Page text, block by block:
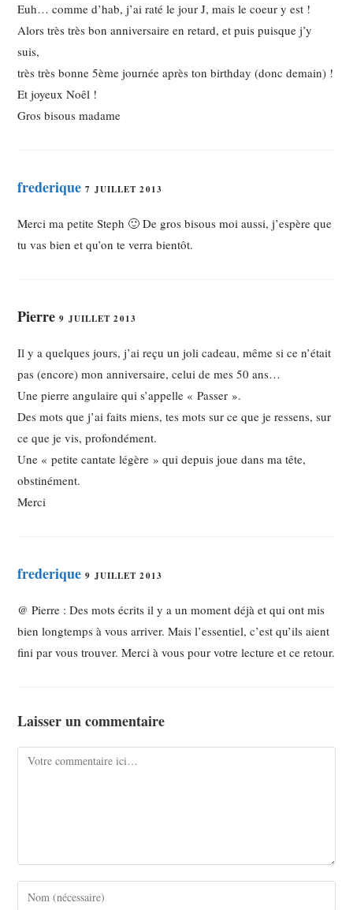
Euh… comme d’hab, j’ai raté le jour J, mais le coeur y est !
Alors très très bon anniversaire en retard, et puis puisque j’y
suis,
très très bonne 5ème journée après ton birthday (donc demain) !
Et joyeux Noêl !
Gros bisous madame
frederique 7 JUILLET 2013
Merci ma petite Steph 🙂 De gros bisous moi aussi, j’espère que
tu vas bien et qu’on te verra bientôt.
Pierre9 JUILLET 2013
Il y a quelques jours, j’ai reçu un joli cadeau, même si ce n’était
pas (encore) mon anniversaire, celui de mes 50 ans…
Une pierre angulaire qui s’appelle « Passer ».
Des mots que j’ai faits miens, tes mots sur ce que je ressens, sur
ce que je vis, profondément.
Une « petite cantate légère » qui depuis joue dans ma tête,
obstinément.
Merci
frederique 9 JUILLET 2013
@ Pierre : Des mots écrits il y a un moment déjà et qui ont mis
bien longtemps à vous arriver. Mais l’essentiel, c’est qu’ils aient
fini par vous trouver. Merci à vous pour votre lecture et ce retour.
Laisser un commentaire